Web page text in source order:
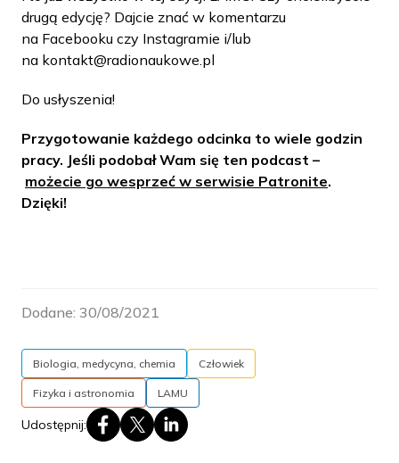
drugą edycję? Dajcie znać w komentarzu
na Facebooku czy Instagramie i/lub
na kontakt@radionaukowe.pl
Do usłyszenia!
Przygotowanie każdego odcinka to wiele godzin
pracy. Jeśli podobał Wam się ten podcast –
możecie go wesprzeć w serwisie Patronite.
Dzięki!
Dodane: 30/08/2021
Biologia, medycyna, chemia Człowiek
Fizyka i astronomia LAMU
Udostępnij: